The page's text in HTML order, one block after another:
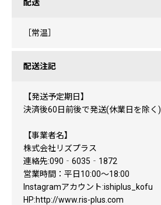
配送
［常温］
配送注記
【発送予定期日】
決済後60日前後で発送(休業日を除く)
【事業者名】
株式会社リズプラス
連絡先:090‐6035‐1872
営業時間：平日10:00～18:00
Instagramアカウント:ishiplus_kofu
HP:http://www.ris-plus.com